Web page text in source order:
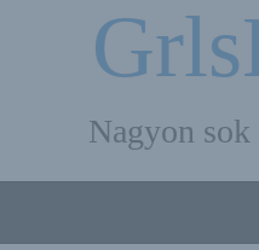
Nagyon sok